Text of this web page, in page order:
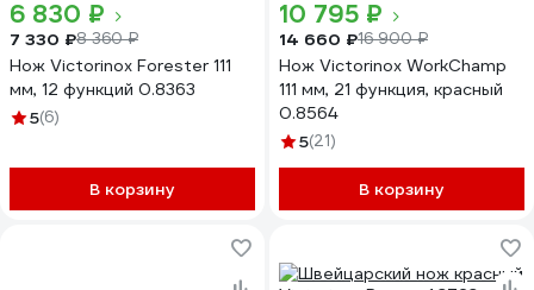
6 830 ₽
7 330 ₽8 360 ₽
Нож Victorinox Forester 111
мм, 12 функций 0.8363
5(6)
В корзину
10 795 ₽
14 660 ₽16 900 ₽
Нож Victorinox WorkChamp
111 мм, 21 функция, красный
0.8564
5(21)
В корзину